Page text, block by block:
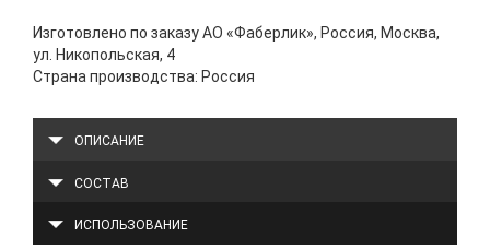
Изготовлено по заказу АО «Фаберлик», Россия, Москва,
ул. Никопольская, 4
Страна производства: Россия
ОПИСАНИЕ
СОСТАВ
ИСПОЛЬЗОВАНИЕ